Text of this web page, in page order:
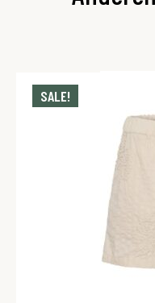
SALE!